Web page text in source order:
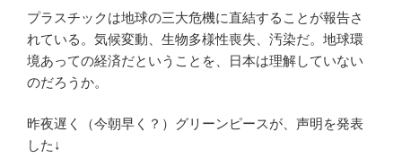
プラスチックは地球の三大危機に直結することが報告さ
れている。気候変動、生物多様性喪失、汚染だ。地球環
境あっての経済だということを、日本は理解していない
のだろうか。
昨夜遅く（今朝早く？）グリーンピースが、声明を発表
した↓